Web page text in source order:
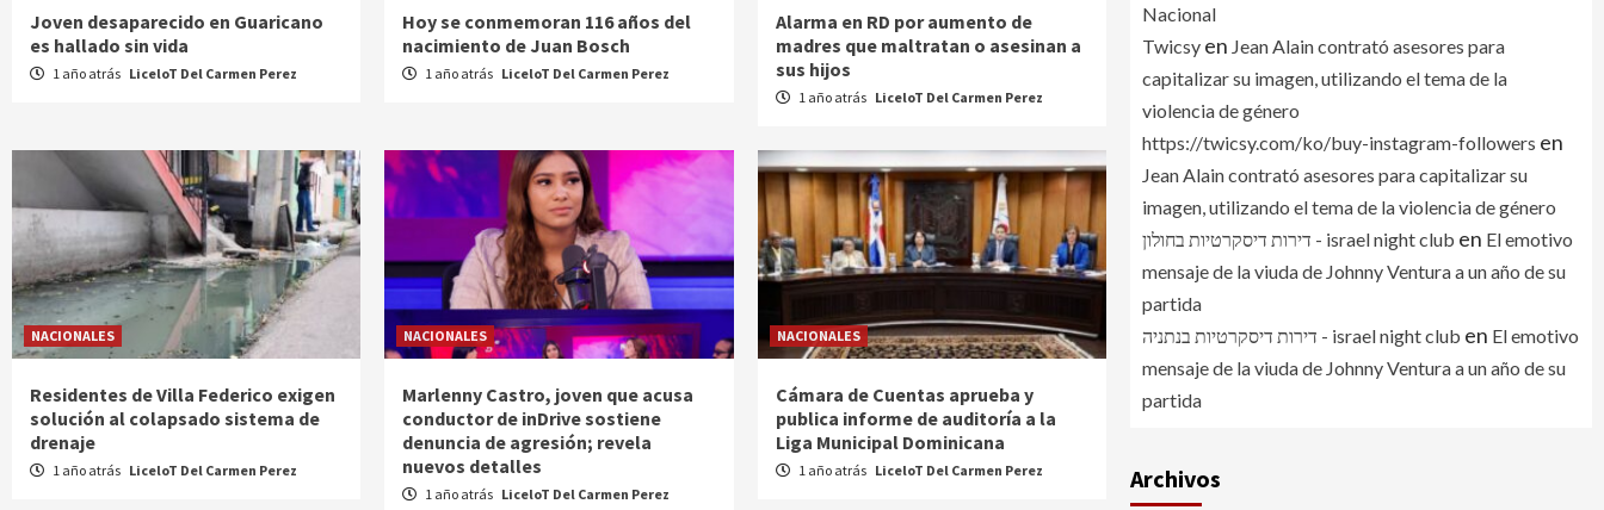
Joven desaparecido en Guaricano
es hallado sin vida
1 año atrás LiceloT Del Carmen Perez
Hoy se conmemoran 116 años del
nacimiento de Juan Bosch
1 año atrás LiceloT Del Carmen Perez
Alarma en RD por aumento de
madres que maltratan o asesinan a
sus hijos
1 año atrás LiceloT Del Carmen Perez
NACIONALES
Residentes de Villa Federico exigen
solución al colapsado sistema de
drenaje
1 año atrás LiceloT Del Carmen Perez
NACIONALES
Marlenny Castro, joven que acusa
conductor de inDrive sostiene
denuncia de agresión; revela
nuevos detalles
1 año atrás LiceloT Del Carmen Perez
NACIONALES
Cámara de Cuentas aprueba y
publica informe de auditoría a la
Liga Municipal Dominicana
1 año atrás LiceloT Del Carmen Perez
Nacional
Twicsyen Jean Alain contrató asesores para
capitalizar su imagen, utilizando el tema de la
violencia de género
https://twicsy.com/ko/buy-instagram-followers en
Jean Alain contrató asesores para capitalizar su
imagen, utilizando el tema de la violencia de género
דירות דיסקרטיות בחולון - israel night club en El emotivo
mensaje de la viuda de Johnny Ventura a un año de su
partida
דירות דיסקרטיות בנתניה - israel night club en El emotivo
mensaje de la viuda de Johnny Ventura a un año de su
partida
Archivos